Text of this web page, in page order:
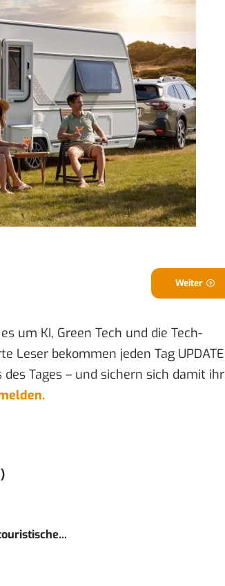
Weiter
um KI, Green Tech und die Tech-
Leser bekommen jeden Tag
Tages – und sichern sich damit